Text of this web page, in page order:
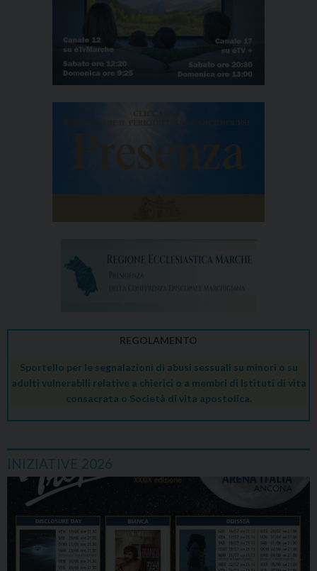
REGOLAMENTO
Sportello per le segnalazioni di abusi sessuali su minori o su
adulti vulnerabili relative a chierici o a membri di Istituti di vita
consacrata o Società di vita apostolica.
INIZIATIVE 2026